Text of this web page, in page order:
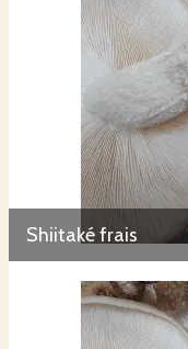
Shiitaké frais